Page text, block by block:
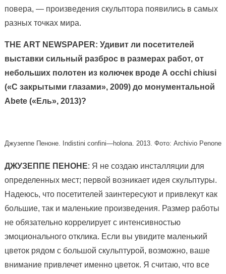
повера, — произведения скульптора появились в самых
разных точках мира.
THE ART NEWSPAPER: Удивит ли посетителей
выставки сильный разброс в размерах работ, от
небольших полотен из колючек вроде A occhi chiusi
(«С закрытыми глазами», 2009) до монументальной
Abete («Ель», 2013)?
Джузеппе Пеноне. Indistini confini—holona. 2013. Фото: Archivio Penone
ДЖУЗЕППЕ ПЕНОНЕ: Я не создаю инсталляции для
определенных мест; первой возникает идея скульптуры.
Надеюсь, что посетителей заинтересуют и привлекут как
большие, так и маленькие произведения. Размер работы
не обязательно коррелирует с интенсивностью
эмоционального отклика. Если вы увидите маленький
цветок рядом с большой скульптурой, возможно, ваше
внимание привлечет именно цветок. Я считаю, что все